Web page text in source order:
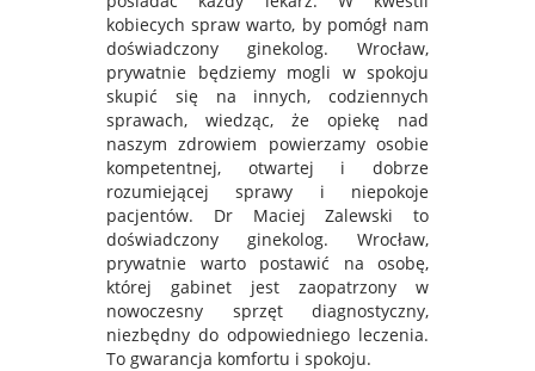
kobiecych spraw warto, by pomógł nam
doświadczony ginekolog. Wrocław,
prywatnie będziemy mogli w spokoju
skupić się na innych, codziennych
sprawach, wiedząc, że opiekę nad
naszym zdrowiem powierzamy osobie
kompetentnej, otwartej i dobrze
rozumiejącej sprawy i niepokoje
pacjentów. Dr Maciej Zalewski to
doświadczony ginekolog. Wrocław,
prywatnie warto postawić na osobę,
której gabinet jest zaopatrzony w
nowoczesny sprzęt diagnostyczny,
niezbędny do odpowiedniego leczenia.
To gwarancja komfortu i spokoju.